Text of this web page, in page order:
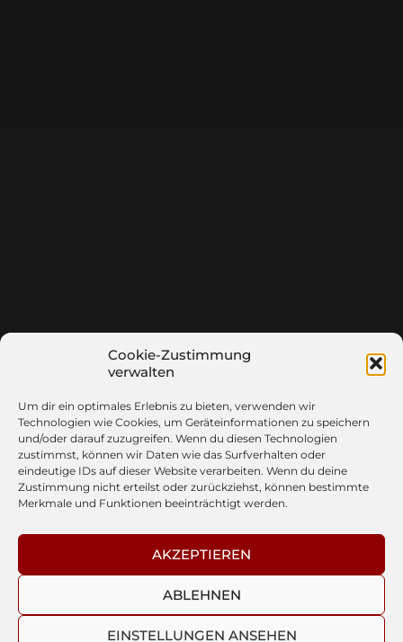
Cookie-Zustimmung
verwalten
Um dir ein optimales Erlebnis zu bieten, verwenden wir
Technologien wie Cookies, um Geräteinformationen zu speichern
und/oder darauf zuzugreifen. Wenn du diesen Technologien
zustimmst, können wir Daten wie das Surfverhalten oder
eindeutige IDs auf dieser Website verarbeiten. Wenn du deine
Zustimmung nicht erteilst oder zurückziehst, können bestimmte
Merkmale und Funktionen beeinträchtigt werden.
AKZEPTIEREN
ABLEHNEN
EINSTELLUNGEN ANSEHEN
/ / / / CUELOVERS